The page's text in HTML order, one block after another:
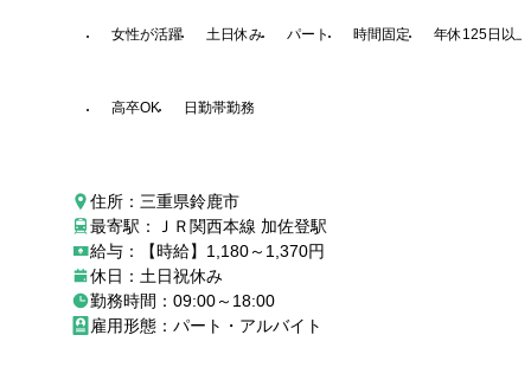
女性が活躍 土日休み パート 時間固定 年休125日以上
高卒OK 日勤帯勤務
住所：三重県鈴鹿市
最寄駅：ＪＲ関西本線 加佐登駅
給与：【時給】1,180～1,370円
休日：土日祝休み
勤務時間：09:00～18:00
雇用形態：パート・アルバイト